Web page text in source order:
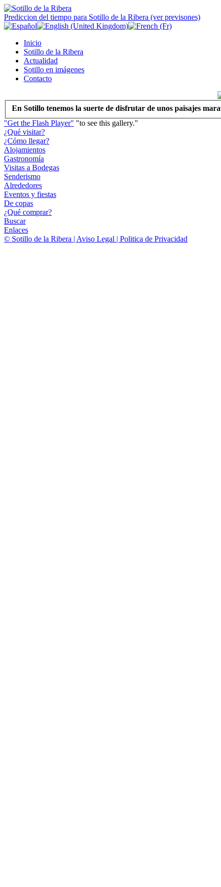
Prediccion del tiempo para Sotillo de la Ribera (ver previsones)
Inicio
Sotillo de la Ribera
Actualidad
Sotillo en imágenes
Contacto
En Sotillo tenemos la suerte de disfrutar de unos paisajes
"Get the Flash Player" "to see this gallery."
¿Qué visitar?
¿Cómo llegar?
Alojamientos
Gastronomía
Visitas a Bodegas
Senderismo
Alrededores
Eventos y fiestas
De copas
¿Qué comprar?
Buscar
Enlaces
© Sotillo de la Ribera | Aviso Legal | Politica de Privacidad